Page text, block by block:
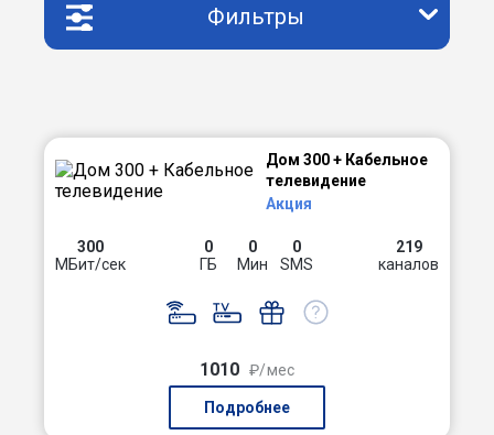
Фильтры
Дом 300 + Кабельное
телевидение
Акция
300
МБит/сек
0
ГБ
0
Мин
0
SMS
219
каналов
1010 ₽/мес
Подробнее